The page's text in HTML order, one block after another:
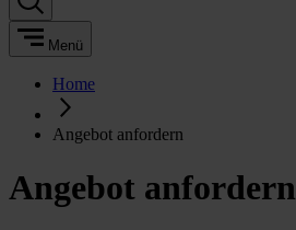
Menü
Home
Angebot anfordern
Angebot anfordern